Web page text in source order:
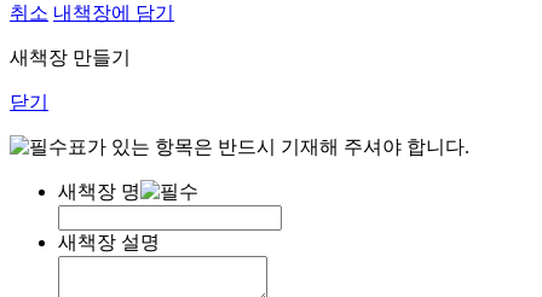
취소 내책장에 담기
새책장 만들기
닫기
표가 있는 항목은 반드시 기재해 주셔야 합니다.
새책장 명
새책장 설명